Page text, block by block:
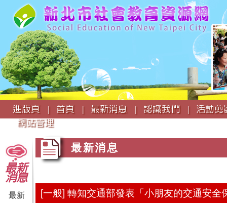
:::
進版頁 |
首頁 | 最新消息 | 認識我們 |
活動
網站管理
最新
消息
最新
:::
最新消息
[一般] 轉知交通部發表「小朋友的交通安